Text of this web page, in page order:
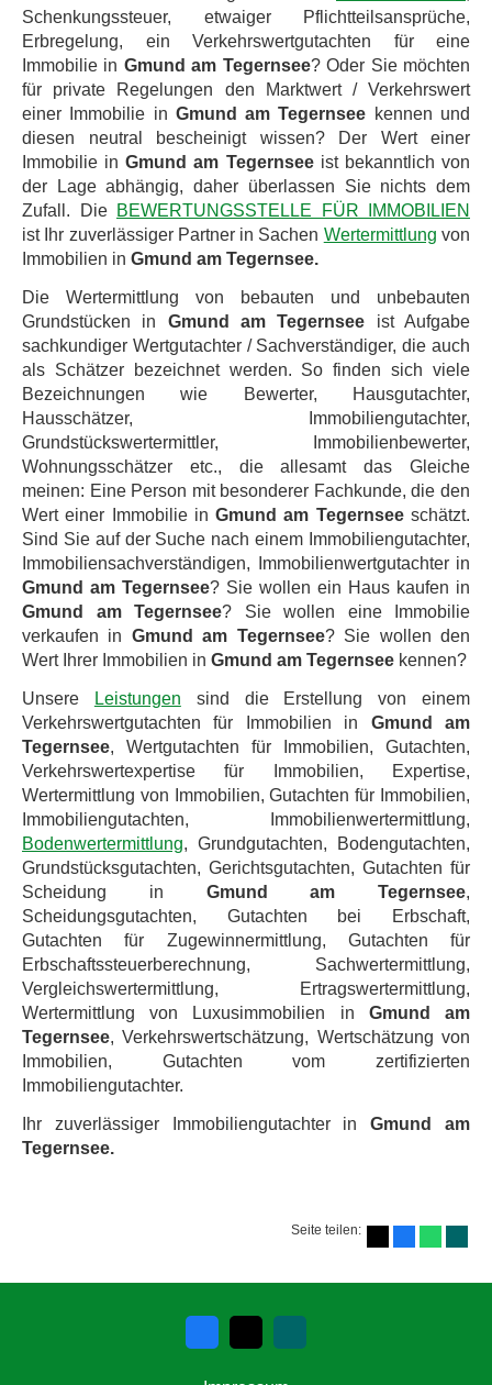
Schenkungssteuer, etwaiger Pflichtteilsansprüche,
Erbregelung, ein Verkehrswertgutachten für eine
Immobilie in Gmund am Tegernsee? Oder Sie möchten
für private Regelungen den Marktwert / Verkehrswert
einer Immobilie in Gmund am Tegernsee kennen und
diesen neutral bescheinigt wissen? Der Wert einer
Immobilie inGmund am Tegernseeist bekanntlich von
der Lage abhängig, daher überlassen Sie nichts dem
Zufall. Die BEWERTUNGSSTELLE FÜR IMMOBILIEN
ist Ihr zuverlässiger Partner in Sachen Wertermittlung von
Immobilien in Gmund am Tegernsee.
Die Wertermittlung von bebauten und unbebauten
Grundstücken in Gmund am Tegernsee ist Aufgabe
sachkundiger Wertgutachter / Sachverständiger, die auch
als Schätzer bezeichnet werden. So finden sich viele
Bezeichnungen wie Bewerter, Hausgutachter,
Hausschätzer, Immobiliengutachter,
Grundstückswertermittler, Immobilienbewerter,
Wohnungsschätzer etc., die allesamt das Gleiche
meinen: Eine Person mit besonderer Fachkunde, die den
Wert einer Immobilie inGmund am Tegernseeschätzt.
Sind Sie auf der Suche nach einem Immobiliengutachter,
Immobiliensachverständigen, Immobilienwertgutachter in
Gmund am Tegernsee? Sie wollen ein Haus kaufen in
Gmund am Tegernsee? Sie wollen eine Immobilie
verkaufen in Gmund am Tegernsee? Sie wollen den
Wert Ihrer Immobilien in Gmund am Tegernsee kennen?
Unsere Leistungen sind die Erstellung von einem
Verkehrswertgutachten für Immobilien in Gmund am
Tegernsee, Wertgutachten für Immobilien, Gutachten,
Verkehrswertexpertise für Immobilien, Expertise,
Wertermittlung von Immobilien, Gutachten für Immobilien,
Immobiliengutachten, Immobilienwertermittlung,
Bodenwertermittlung, Grundgutachten, Bodengutachten,
Grundstücksgutachten, Gerichtsgutachten, Gutachten für
Scheidung in Gmund am Tegernsee,
Scheidungsgutachten, Gutachten bei Erbschaft,
Gutachten für Zugewinnermittlung, Gutachten für
Erbschaftssteuerberechnung, Sachwertermittlung,
Vergleichswertermittlung, Ertragswertermittlung,
Wertermittlung von Luxusimmobilien in Gmund am
Tegernsee, Verkehrswertschätzung, Wertschätzung von
Immobilien, Gutachten vom zertifizierten
Immobiliengutachter.
Ihr zuverlässiger Immobiliengutachter inGmund am
Tegernsee.
Seite teilen: